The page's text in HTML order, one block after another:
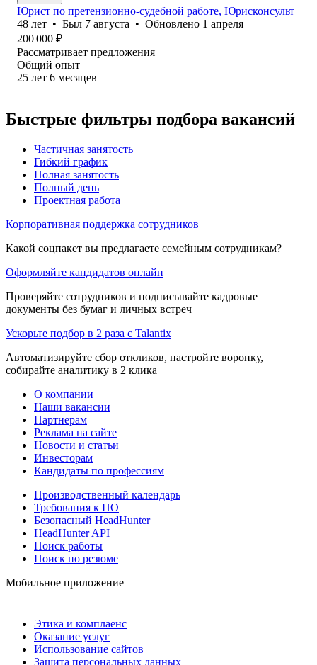
Юрист по претензионно-судебной работе, Юрисконсульт
48 лет • Был 7 августа • Обновлено 1 апреля
200 000 ₽
Рассматривает предложения
Общий опыт
25 лет 6 месяцев
Быстрые фильтры подбора вакансий
Частичная занятость
Гибкий график
Полная занятость
Полный день
Проектная работа
Корпоративная поддержка сотрудников
Какой соцпакет вы предлагаете семейным сотрудникам?
Оформляйте кандидатов онлайн
Проверяйте сотрудников и подписывайте кадровые
документы без бумаг и личных встреч
Ускорьте подбор в 2 раза с Talantix
Автоматизируйте сбор откликов, настройте воронку,
собирайте аналитику в 2 клика
О компании
Наши вакансии
Партнерам
Реклама на сайте
Новости и статьи
Инвесторам
Кандидаты по профессиям
Производственный календарь
Требования к ПО
Безопасный HeadHunter
HeadHunter API
Поиск работы
Поиск по резюме
Мобильное приложение
Этика и комплаенс
Оказание услуг
Использование сайтов
Защита персональных данных